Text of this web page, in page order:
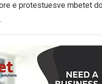
e protestuesve mbetet